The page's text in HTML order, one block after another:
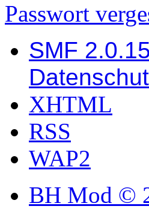
Passwort
SMF 2.0.15
XHTML
RSS
WAP2
BH Mod ©